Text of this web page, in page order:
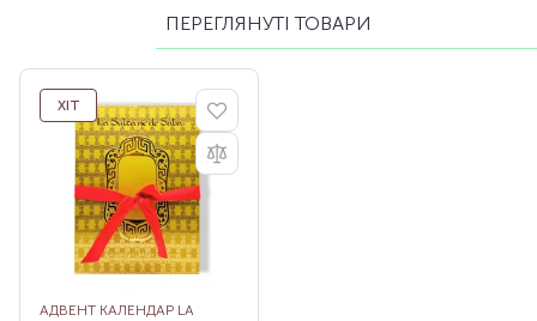
ПЕРЕГЛЯНУТІ ТОВАРИ
ХІТ
АДВЕНТ КАЛЕНДАР LA